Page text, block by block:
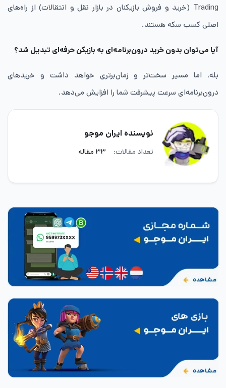
Trading (خرید و فروش بازیکنان در بازار نقل و انتقالات) از راه‌های
اصلی کسب سکه هستند.
آیا می‌توان بدون خرید درون‌برنامه‌ای به بازیکن حرفه‌ای تبدیل شد؟
بله، اما مسیر سخت‌تر و زمان‌برتری خواهد داشت و خریدهای
درون‌برنامه‌ای سرعت پیشرفت شما را افزایش می‌دهد.
نویسنده ایران موجو
تعداد مقالات: ۳۳ مقاله